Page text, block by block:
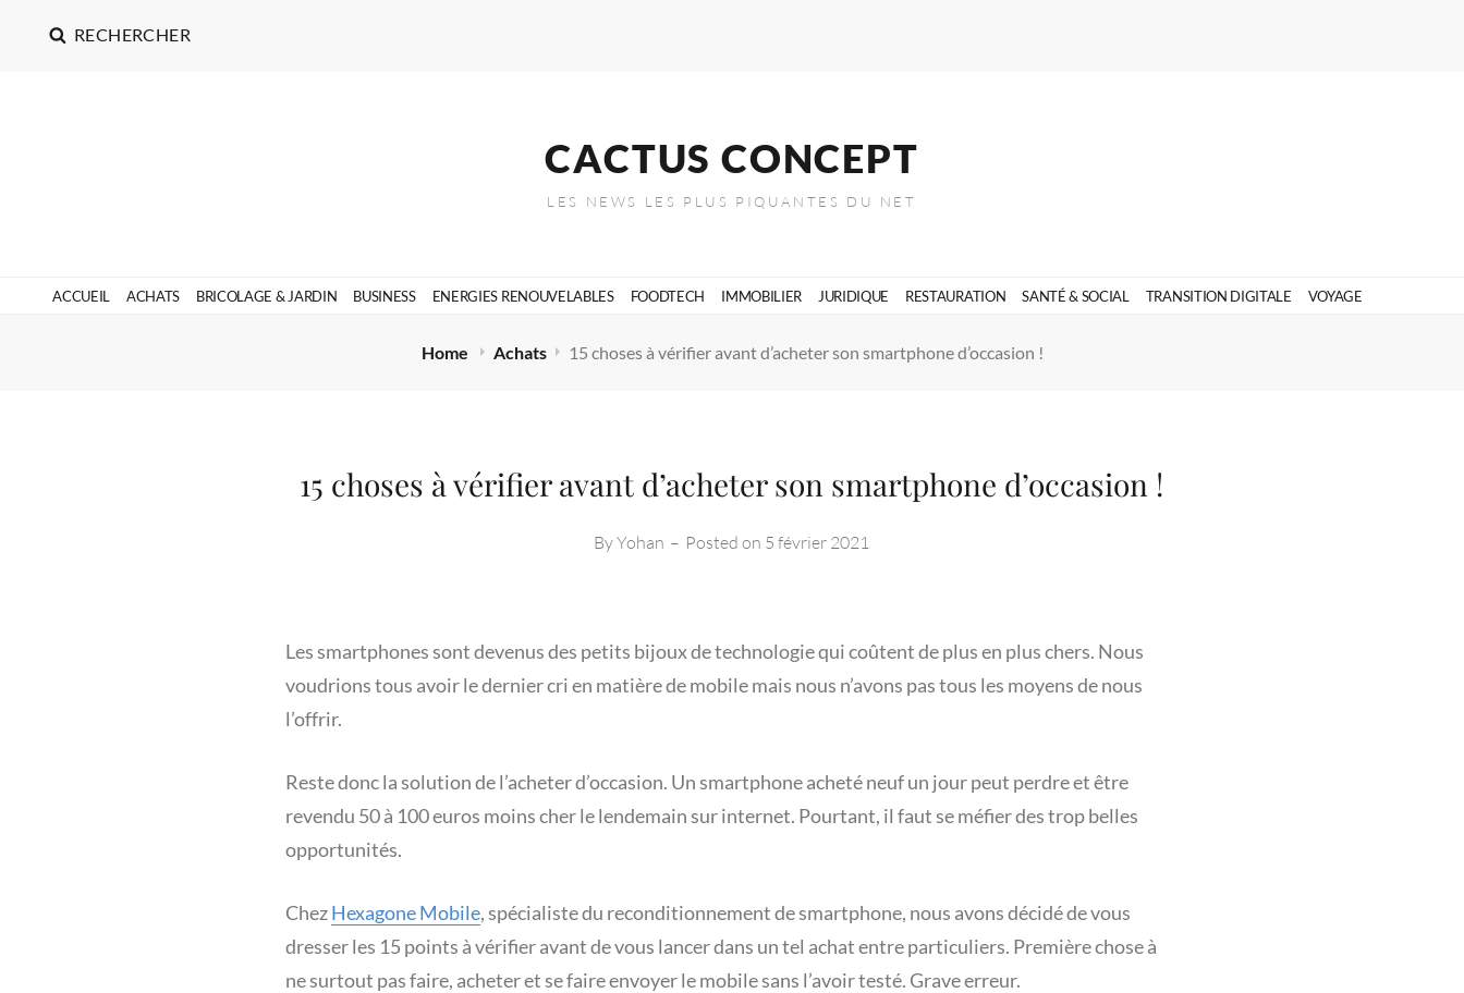
RECHERCHER
CACTUS CONCEPT
LES NEWS LES PLUS PIQUANTES DU NET
ACCUEIL ACHATS BRICOLAGE & JARDIN BUSINESS ENERGIES RENOUVELABLES FOODTECH IMMOBILIER JURIDIQUE RESTAURATION SANTÉ & SOCIAL TRANSITION DIGITALE VOYAGE
Home Achats 15 choses à vérifier avant d’acheter son smartphone d’occasion !
15 choses à vérifier avant d’acheter son smartphone d’occasion !
ByYohan – Posted on 5 février 2021
Les smartphones sont devenus des petits bijoux de technologie qui coûtent de plus en plus chers. Nous
voudrions tous avoir le dernier cri en matière de mobile mais nous n’avons pas tous les moyens de nous
l’offrir.
Reste donc la solution de l’acheter d’occasion. Un smartphone acheté neuf un jour peut perdre et être
revendu 50 à 100 euros moins cher le lendemain sur internet. Pourtant, il faut se méfier des trop belles
opportunités.
ChezHexagone Mobile, spécialiste du reconditionnement de smartphone, nous avons décidé de vous
dresser les 15 points à vérifier avant de vous lancer dans un tel achat entre particuliers. Première chose à
ne surtout pas faire, acheter et se faire envoyer le mobile sans l’avoir testé. Grave erreur.